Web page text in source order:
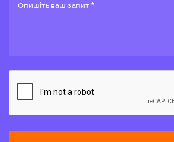
Опишiть ваш запит *